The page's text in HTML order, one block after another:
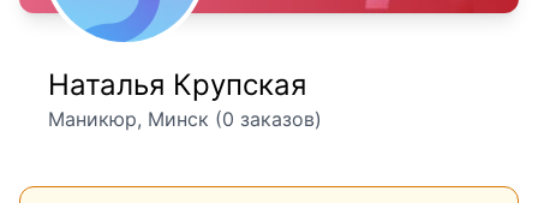
Наталья Крупская
Маникюр, Минск (0 заказов)